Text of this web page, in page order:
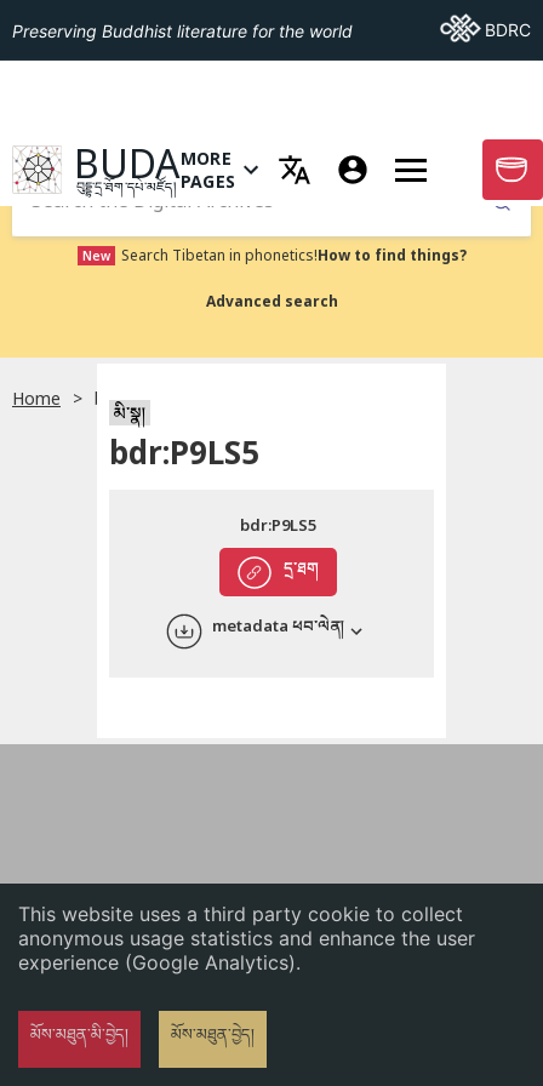
This website uses a third party cookie to collect
anonymous usage statistics and enhance the user
experience (Google Analytics).
མོས་མཐུན་མི་བྱེད། མོས་མཐུན་བྱེད།
English
Preserving Buddhist literature for the world Go ToBDRC
GO TO HOMEPAGE
BUDA
བུདྡྷ་དྲ་ཐོག་དཔེ་མཛོད།
OPEN MENU OF MORE PAGES
MORE
PAGES
GO
Submit
New Search Tibetan in phonetics!How to find things?
Advanced search
Home bdr:P9LS5
མི་སྣ།
bdr:P9LS5
དྲ་ཐག
bdr:P9LS5
metadata ཕབ་ལེན།